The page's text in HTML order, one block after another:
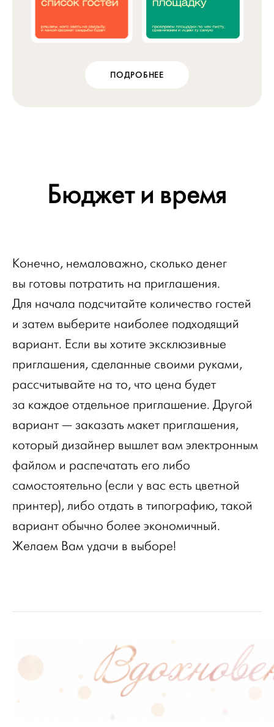
ПОДРОБНЕЕ
Бюджет и время
Конечно, немаловажно, сколько денег
вы готовы потратить на приглашения.
Для начала подсчитайте количество гостей
и затем выберите наиболее подходящий
вариант. Если вы хотите эксклюзивные
приглашения, сделанные своими руками,
рассчитывайте на то, что цена будет
за каждое отдельное приглашение. Другой
вариант — заказать макет приглашения,
который дизайнер вышлет вам электронным
файлом и распечатать его либо
самостоятельно (если у вас есть цветной
принтер), либо отдать в типографию, такой
вариант обычно более экономичный.
Желаем Вам удачи в выборе!